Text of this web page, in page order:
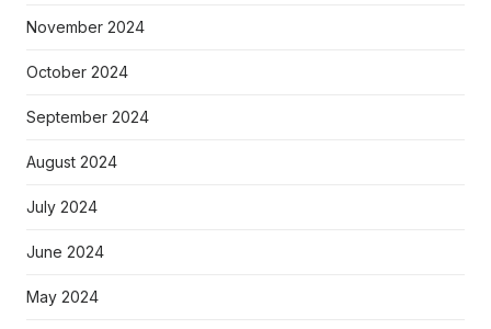
November 2024
October 2024
September 2024
August 2024
July 2024
June 2024
May 2024